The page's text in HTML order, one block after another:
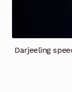
Darjeeling